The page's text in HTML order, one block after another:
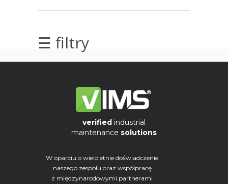
☰ filtry
Wibrodiagnostyka
Wizualizacja
verified industrial
maintenance solutions
W oparciu o wieloletnie doświadczenie
naszego zespołu oraz współpracę
z międzynarodowymi partnerami